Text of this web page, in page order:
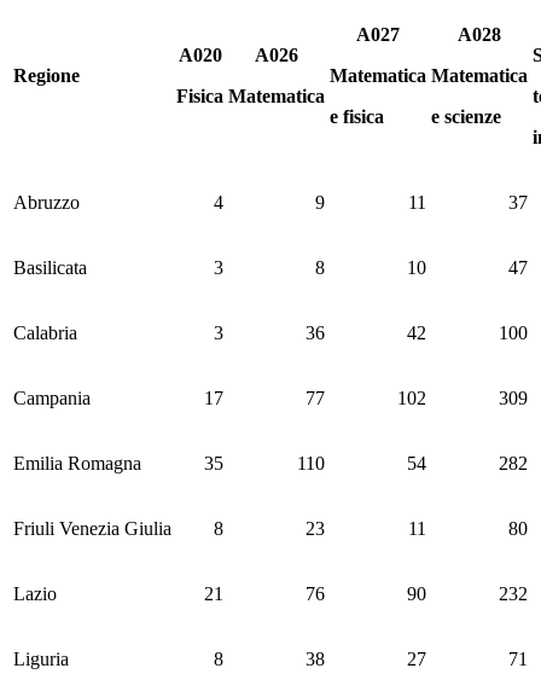
Regione
A020
Fisica
A026
Matematica
A027
Matematica
e fisica
A028
Matematica
e scienze
Abruzzo 4 9 11 37
Basilicata 3 8 10 47
Calabria 3 36 42 100
Campania 17 77 102 309
Emilia Romagna 35 110 54 282
Friuli Venezia Giulia 8 23 11 80
Lazio 21 76 90 232
Liguria 8 38 27 71